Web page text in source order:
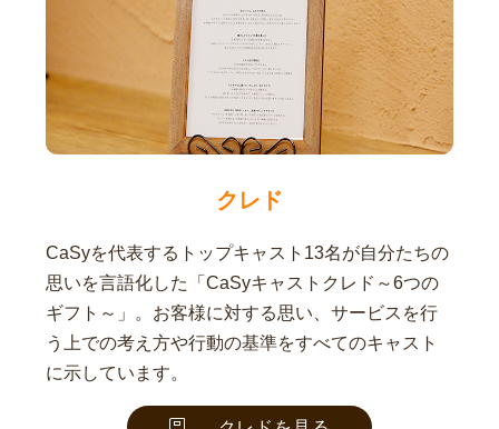
クレド
CaSyを代表するトップキャスト13名が自分たちの
思いを言語化した「CaSyキャストクレド～6つの
ギフト～」。お客様に対する思い、サービスを行
う上での考え方や行動の基準をすべてのキャスト
に示しています。